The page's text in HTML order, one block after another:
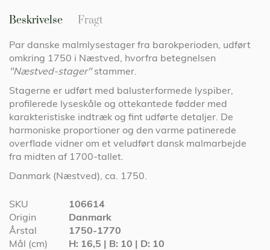
Beskrivelse
Par danske malmlysestager fra barokperioden, udført
omkring 1750 i Næstved, hvorfra betegnelsen
"Næstved-stager"stammer.
Stagerne er udført med balusterformede lyspiber,
profilerede lyseskåle og ottekantede fødder med
karakteristiske indtræk og fint udførte detaljer. De
harmoniske proportioner og den varme patinerede
overflade vidner om et veludført dansk malmarbejde
fra midten af 1700-tallet.
Danmark (Næstved), ca. 1750.
Specifikationer
SKU
106614
Origin
Danmark
Årstal
1750-1770
Mål (cm)
H: 16,5 | B: 10 | D: 10
Fragt